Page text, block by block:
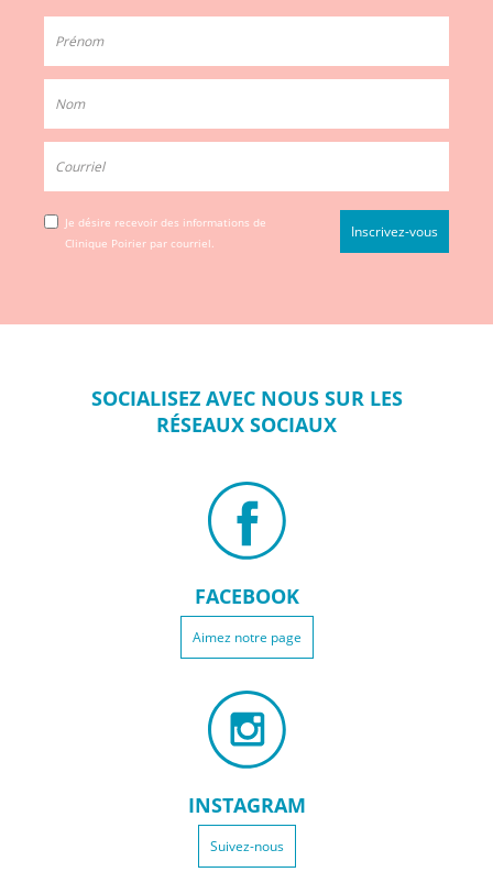
Je désire recevoir des informations de
Clinique Poirier par courriel.
SOCIALISEZ AVEC NOUS SUR LES
RÉSEAUX SOCIAUX
FACEBOOK
Aimez notre page
INSTAGRAM
Suivez-nous